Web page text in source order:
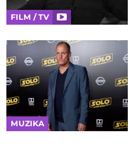
FILM / TV
MUZIKA